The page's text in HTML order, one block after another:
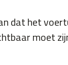
dat het
moet